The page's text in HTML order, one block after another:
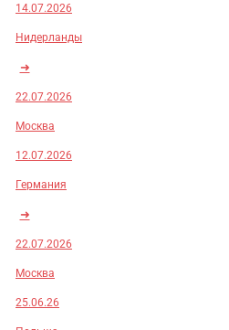
14.07.2026
Нидерланды
➜
22.07.2026
Москва
12.07.2026
Германия
➜
22.07.2026
Москва
25.06.26